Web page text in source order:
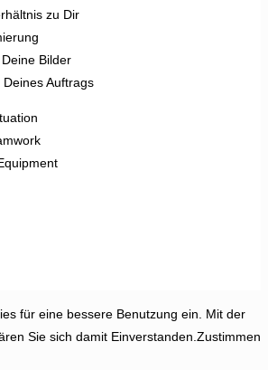
zu Dir
Bilder
Auftrags
für eine bessere Benutzung ein. Mit der
Sie sich damit Einverstanden. Zustimmen